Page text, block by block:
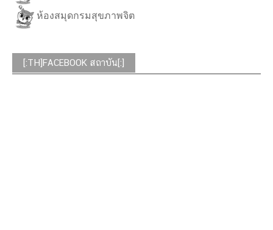
ห้องสมุดกรมสุขภาพจิต
[:TH]FACEBOOK สถาบัน[:]